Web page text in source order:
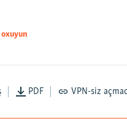
240p 360p
720p 1080p
PDF VPN-siz